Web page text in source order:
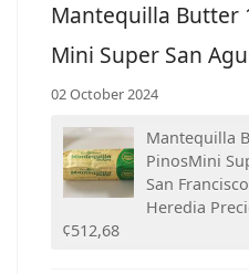
Mantequilla Butter
Mini Super San
02 October 2024
Mantequilla
PinosMini
San
Heredia
¢512,68